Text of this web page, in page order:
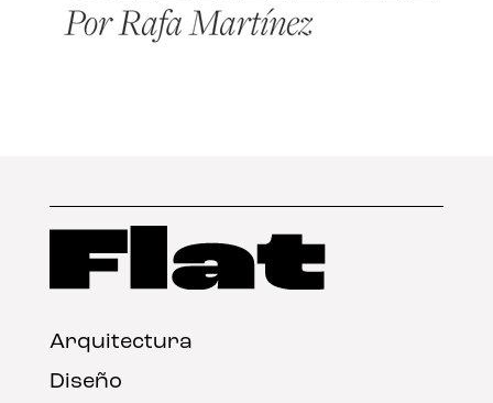
Arquitectura
Diseño